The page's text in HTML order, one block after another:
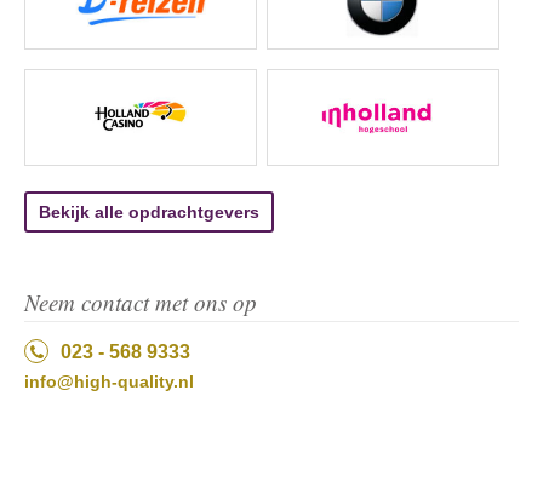
Bekijk alle opdrachtgevers
Neem contact met ons op
023 - 568 9333
info@high-quality.nl